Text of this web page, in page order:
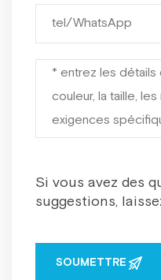
Si vous avez des
suggestions,
SOUMETTRE